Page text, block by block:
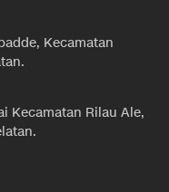
Kecamatan
Kecamatan Rilau Ale,